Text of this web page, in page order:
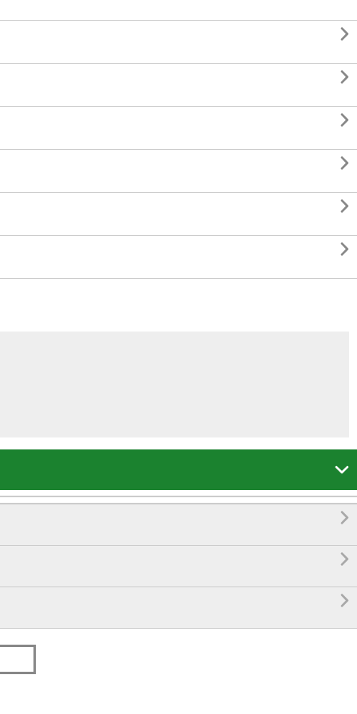









